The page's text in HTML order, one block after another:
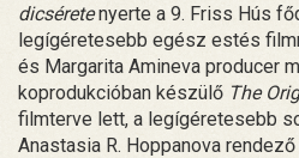
dicséretenyerte a 9. Friss Hús
legígéretesebb egész estés
és Margarita Amineva producer
koprodukcióban készülő The
filmterve lett, a legígéretesebb
Anastasia R. Hoppanova